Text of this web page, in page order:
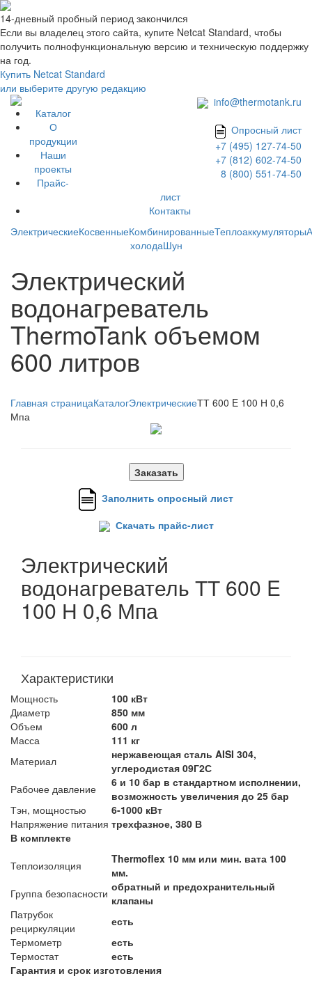
14-дневный пробный период закончился
Если вы владелец этого сайта, купите Netcat Standard, чтобы
получить полнофункциональную версию и техническую поддержку
на год.
Купить Netcat Standard
или выберите другую редакцию
info@thermotank.ru
Опросный лист
+7 (495) 127-74-50
+7 (812) 602-74-50
8 (800) 551-74-50
Каталог
О
продукции
Наши
проекты
Прайс-
лист
Контакты
Каталог
ЭлектрическиеКосвенныеКомбинированныеТеплоаккумуляторы
холодаШун
Электрический
водонагреватель
ThermoTank объемом
600 литров
Главная страницаКаталогЭлектрическиеТТ 600 E 100 Н 0,6
Мпа
Заказать
Заполнить опросный лист
Скачать прайс-лист
Электрический
водонагреватель ТТ 600 E
100 Н 0,6 Мпа
Характеристики
Мощность
100 кВт
Диаметр
850 мм
Объем
600 л
Масса
111 кг
Материал
нержавеющая сталь AISI 304,
углеродистая 09Г2С
Рабочее давление
6 и 10 бар в стандартном исполнении,
возможность увеличения до 25 бар
Тэн, мощностью
6-1000 кВт
Напряжение питания трехфазное, 380 В
В комплекте
Теплоизоляция
Thermoflex 10 мм или мин. вата 100
мм.
Группа безопасности обратный и предохранительный
клапаны
Патрубок
рециркуляции
есть
Термометр
есть
Термостат
есть
Гарантия и срок изготовления